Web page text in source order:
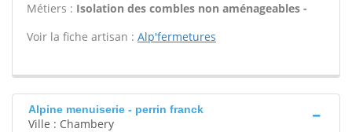
Métiers : Isolation des combles non aménageables -
Voir la fiche artisan : Alp'fermetures
Alpine menuiserie - perrin franck
Ville : Chambery